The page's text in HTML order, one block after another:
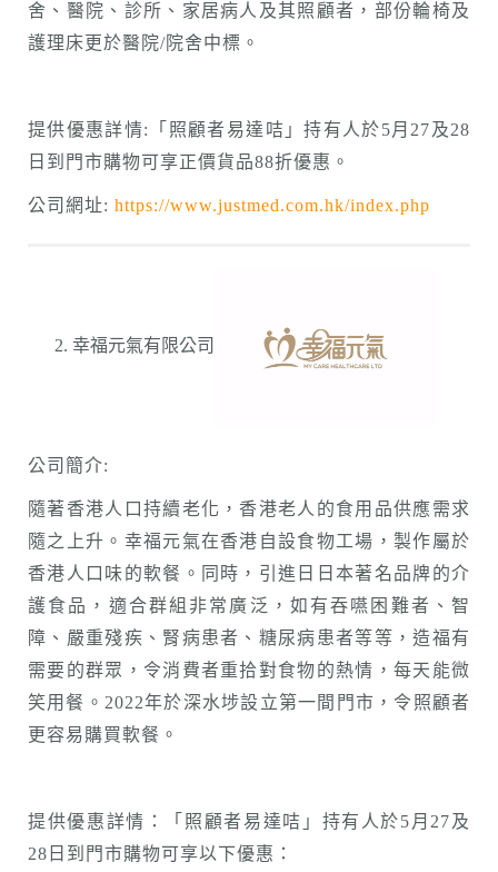
舍、醫院、診所、家居病人及其照顧者，部份輪椅及
護理床更於醫院/院舍中標。
提供優惠詳情:「照顧者易達咭」持有人於5月27及28
日到門市購物可享正價貨品88折優惠。
公司網址: https://www.justmed.com.hk/index.php
幸福元氣有限公司
公司簡介:
隨著香港人口持續老化，香港老人的食用品供應需求
隨之上升。幸福元氣在香港自設食物工場，製作屬於
香港人口味的軟餐。同時，引進日日本著名品牌的介
護食品，適合群組非常廣泛，如有吞嚥困難者、智
障、嚴重殘疾、腎病患者、糖尿病患者等等，造福有
需要的群眾，令消費者重拾對食物的熱情，每天能微
笑用餐。2022年於深水埗設立第一間門市，令照顧者
更容易購買軟餐。
提供優惠詳情：「照顧者易達咭」持有人於5月27及
28日到門市購物可享以下優惠：